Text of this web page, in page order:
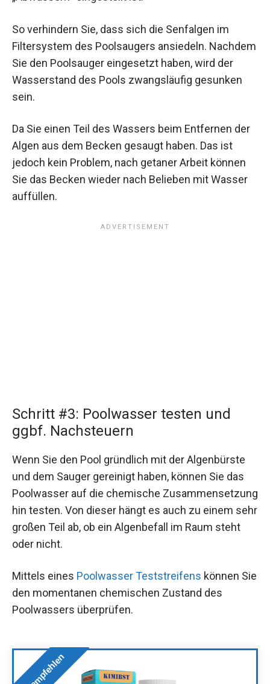
So verhindern Sie, dass sich die Senfalgen im
Filtersystem des Poolsaugers ansiedeln. Nachdem
Sie den Poolsauger eingesetzt haben, wird der
Wasserstand des Pools zwangsläufig gesunken
sein.
Da Sie einen Teil des Wassers beim Entfernen der
Algen aus dem Becken gesaugt haben. Das ist
jedoch kein Problem, nach getaner Arbeit können
Sie das Becken wieder nach Belieben mit Wasser
auffüllen.
Schritt #3: Poolwasser testen und
ggbf. Nachsteuern
Wenn Sie den Pool gründlich mit der Algenbürste
und dem Sauger gereinigt haben, können Sie das
Poolwasser auf die chemische Zusammensetzung
hin testen. Von dieser hängt es auch zu einem sehr
großen Teil ab, ob ein Algenbefall im Raum steht
oder nicht.
Mittels eines Poolwasser Teststreifens können Sie
den momentanen chemischen Zustand des
Poolwassers überprüfen.